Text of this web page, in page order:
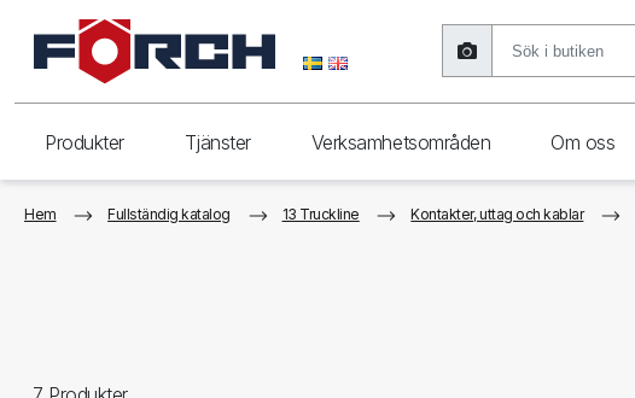
Produkter Tjänster Verksamhetsområden Om oss
Hem Fullständig katalog 13 Truckline Kontakter, uttag och kablar